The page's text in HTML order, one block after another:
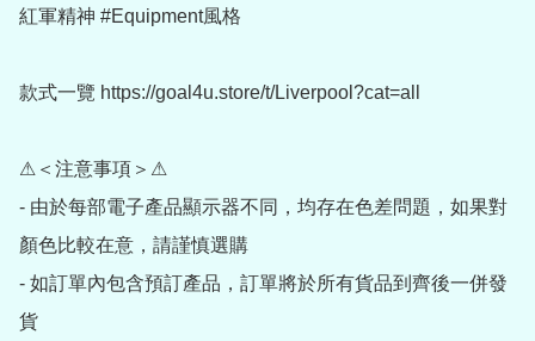
紅軍精神 #Equipment風格
款式一覽 https://goal4u.store/t/Liverpool?cat=all
⚠＜注意事項＞⚠
- 由於每部電子產品顯示器不同，均存在色差問題，如果對
顏色比較在意，請謹慎選購
- 如訂單內包含預訂產品，訂單將於所有貨品到齊後一併發
貨